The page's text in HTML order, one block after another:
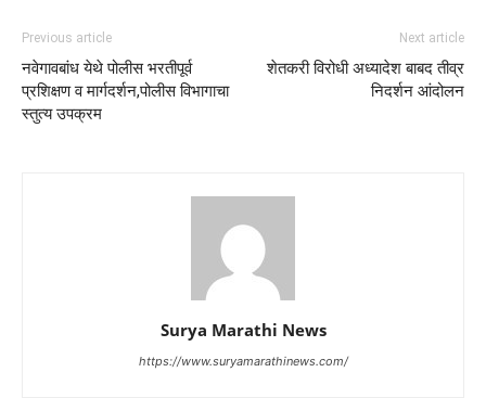
Previous article
नवेगावबांध येथे पोलीस भरतीपूर्व
प्रशिक्षण व मार्गदर्शन,पोलीस विभागाचा
स्तुत्य उपक्रम
Next article
शेतकरी विरोधी अध्यादेश बाबद तीव्र
निदर्शन आंदोलन
Surya Marathi News
https://www.suryamarathinews.com/